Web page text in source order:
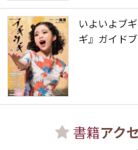
いよいよブ
ギ』ガイド
書籍アク